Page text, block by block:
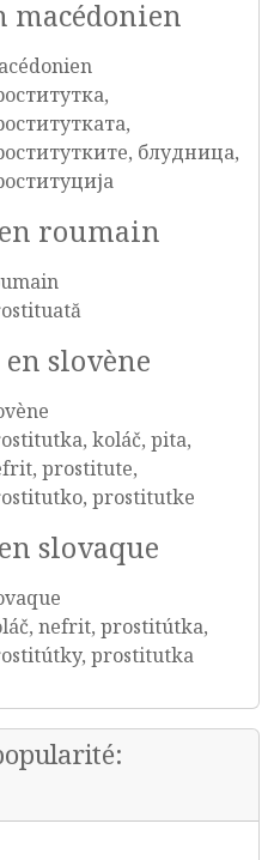
macédonien
блудница,
roumain
slovène
koláč, pita,
prostitute,
prostitutke
slovaque
nefrit, prostitútka,
prostitutka